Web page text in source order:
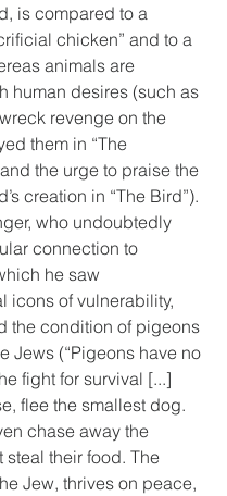
is compared to a
chicken” and to a
animals are
human desires (such as
revenge on the
them in “The
the urge to praise the
creation in “The Bird”).
who undoubtedly
connection to
he saw
icons of vulnerability,
the condition of pigeons
Jews (“Pigeons have no
fight for survival [...]
flee the smallest dog.
chase away the
steal their food. The
Jew, thrives on peace,